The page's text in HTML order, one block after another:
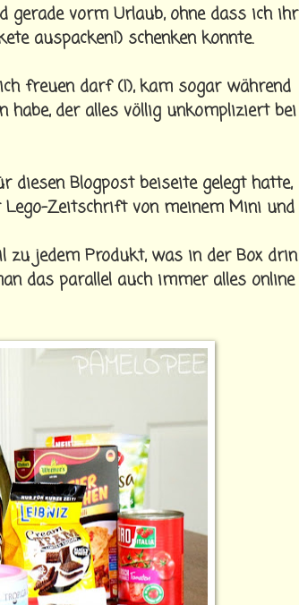
gerade vorm Urlaub, ohne dass ich ihr
auspacken!) schenken konnte.
freuen darf (!), kam sogar während
habe, der alles völlig unkompliziert bei
Blogpost beiseite gelegt hatte,
Zeitschrift von meinem Mini und
zu jedem Produkt, was in der Box drin
das parallel auch immer alles